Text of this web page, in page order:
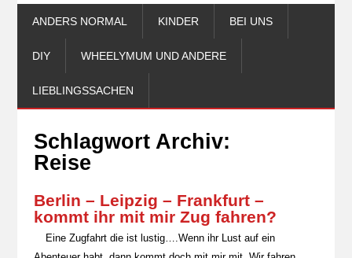
ANDERS NORMAL KINDER BEI UNS
DIY WHEELYMUM UND ANDERE
LIEBLINGSSACHEN
Schlagwort Archiv:
Reise
Berlin – Leipzig – Frankfurt –
kommt ihr mit mir Zug fahren?
Eine Zugfahrt die ist lustig….Wenn ihr Lust auf ein